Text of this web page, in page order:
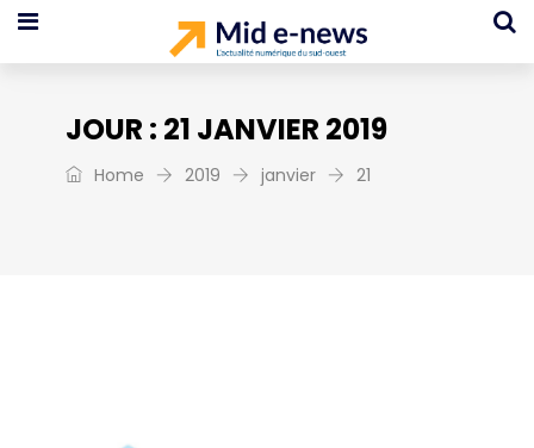
JOUR : 21 JANVIER 2019
Home 2019 janvier 21